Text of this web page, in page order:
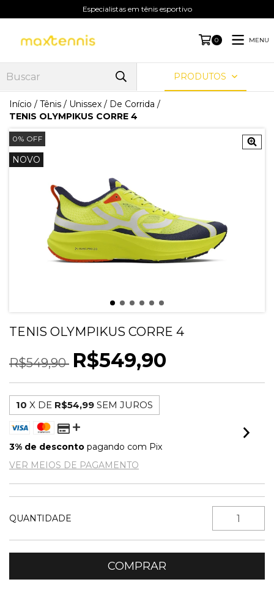
Especialistas em tênis esportivo
0 MENU
PRODUTOS
Início / Tênis / Unissex / De Corrida /
TENIS OLYMPIKUS CORRE 4
0% OFF
NOVO
TENIS OLYMPIKUS CORRE 4
R$549,90 R$549,90
10 X DE R$54,99 SEM JUROS
3% de desconto pagando com Pix
VER MEIOS DE PAGAMENTO
QUANTIDADE